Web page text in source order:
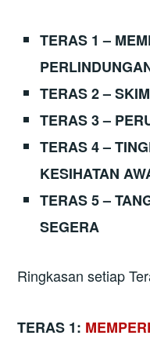
TERAS 1 –
TERAS 2 –
TERAS 3 –
TERAS 4 –
KESIHATAN
TERAS 5 –
SEGERA
Ringkasan setiap
TERAS 1: